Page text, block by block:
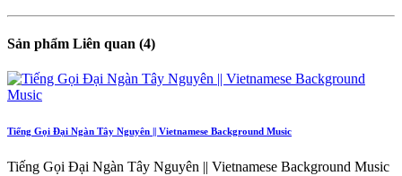
Sản phẩm Liên quan (4)
Tiếng Gọi Đại Ngàn Tây Nguyên || Vietnamese Background Music
Tiếng Gọi Đại Ngàn Tây Nguyên || Vietnamese Background Music